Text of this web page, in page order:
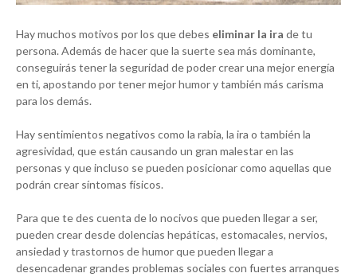
Hay muchos motivos por los que debes eliminar la ira de tu
persona. Además de hacer que la suerte sea más dominante,
conseguirás tener la seguridad de poder crear una mejor energía
en ti, apostando por tener mejor humor y también más carisma
para los demás.
Hay sentimientos negativos como la rabia, la ira o también la
agresividad, que están causando un gran malestar en las
personas y que incluso se pueden posicionar como aquellas que
podrán crear síntomas físicos.
Para que te des cuenta de lo nocivos que pueden llegar a ser,
pueden crear desde dolencias hepáticas, estomacales, nervios,
ansiedad y trastornos de humor que pueden llegar a
desencadenar grandes problemas sociales con fuertes arranques